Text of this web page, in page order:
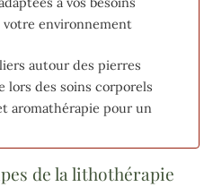
environnement
autour des pierres
lors des soins corporels
aromathérapie pour un
de la lithothérapie